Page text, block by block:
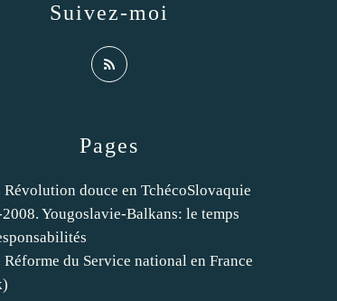
Pages
Révolution douce en TchécoSlovaquie
Yougoslavie-Balkans: le temps
Réforme du Service national en France
Suivez-moi